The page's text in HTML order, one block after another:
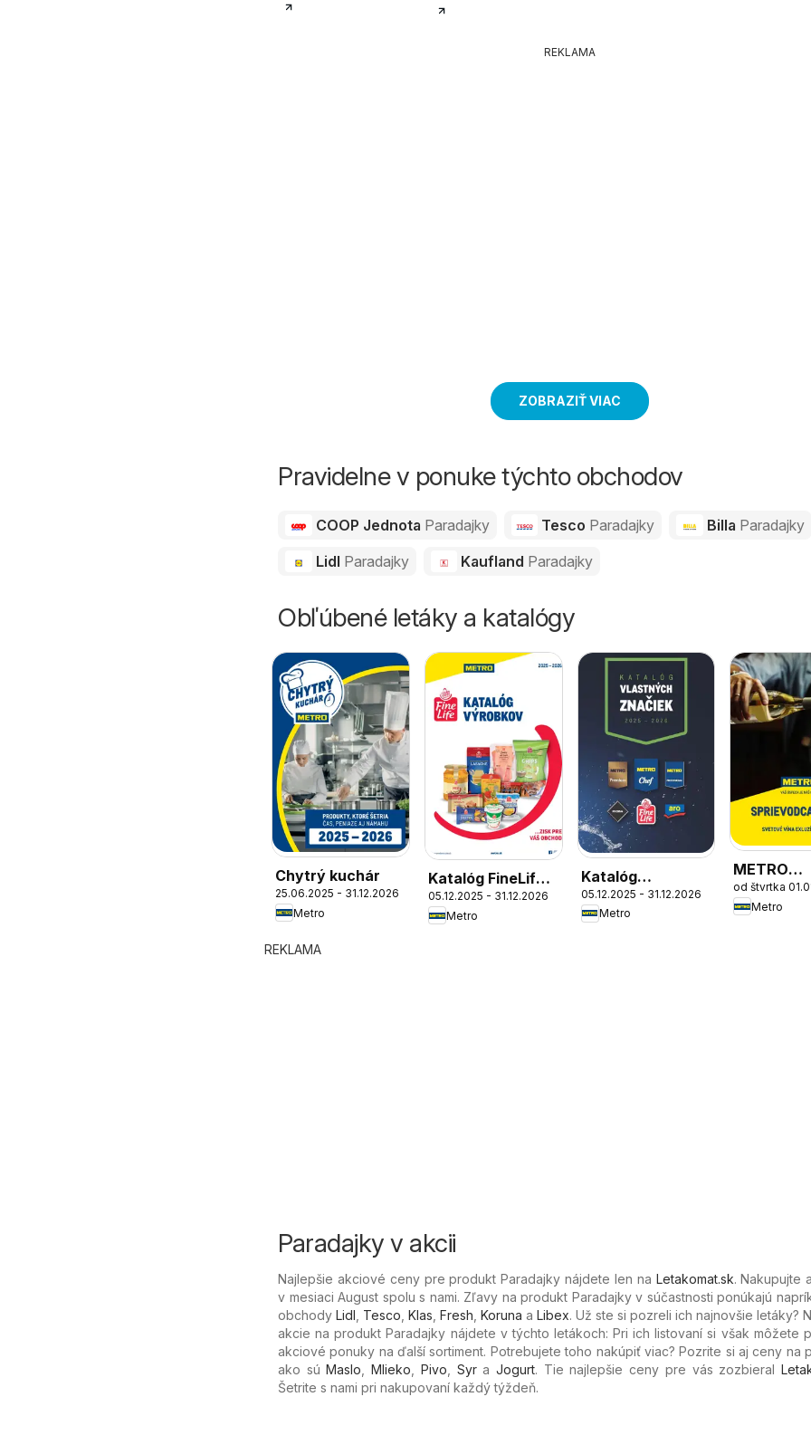
REKLAMA
ZOBRAZIŤ VIAC
Pravidelne v ponuke týchto obchodov
COOP Jednota Paradajky Tesco Paradajky Billa Paradajky
Lidl Paradajky Kaufland Paradajky
Obľúbené letáky a katalógy
Chytrý kuchár
25.06.2025 - 31.12.2026
Metro
Katalóg FineLife
výrobkov
05.12.2025 - 31.12.2026
Metro
Katalóg
vlastných
značiek
05.12.2025 - 31.12.2026
Metro
METRO
od štvrtka
Metro
REKLAMA
Paradajky v akcii
Najlepšie akciové ceny pre produkt Paradajky nájdete len na Letakomat.sk. Nakupujte
v mesiaci August spolu s nami. Zľavy na produkt Paradajky v súčastnosti ponúkajú
obchody Lidl Tesco Klas Fresh Koruna a Libex. Už ste si pozreli ich najnovšie letáky?
akcie na produkt Paradajky nájdete v týchto letákoch: Pri ich listovaní si však môžete
akciové ponuky na ďalší sortiment. Potrebujete toho nakúpiť viac? Pozrite si aj ceny na
ako súMaslo ,Mlieko Pivo SyraJogurt. Tie najlepšie ceny pre vás zozbieral
Šetrite s nami pri nakupovaní každý týždeň.